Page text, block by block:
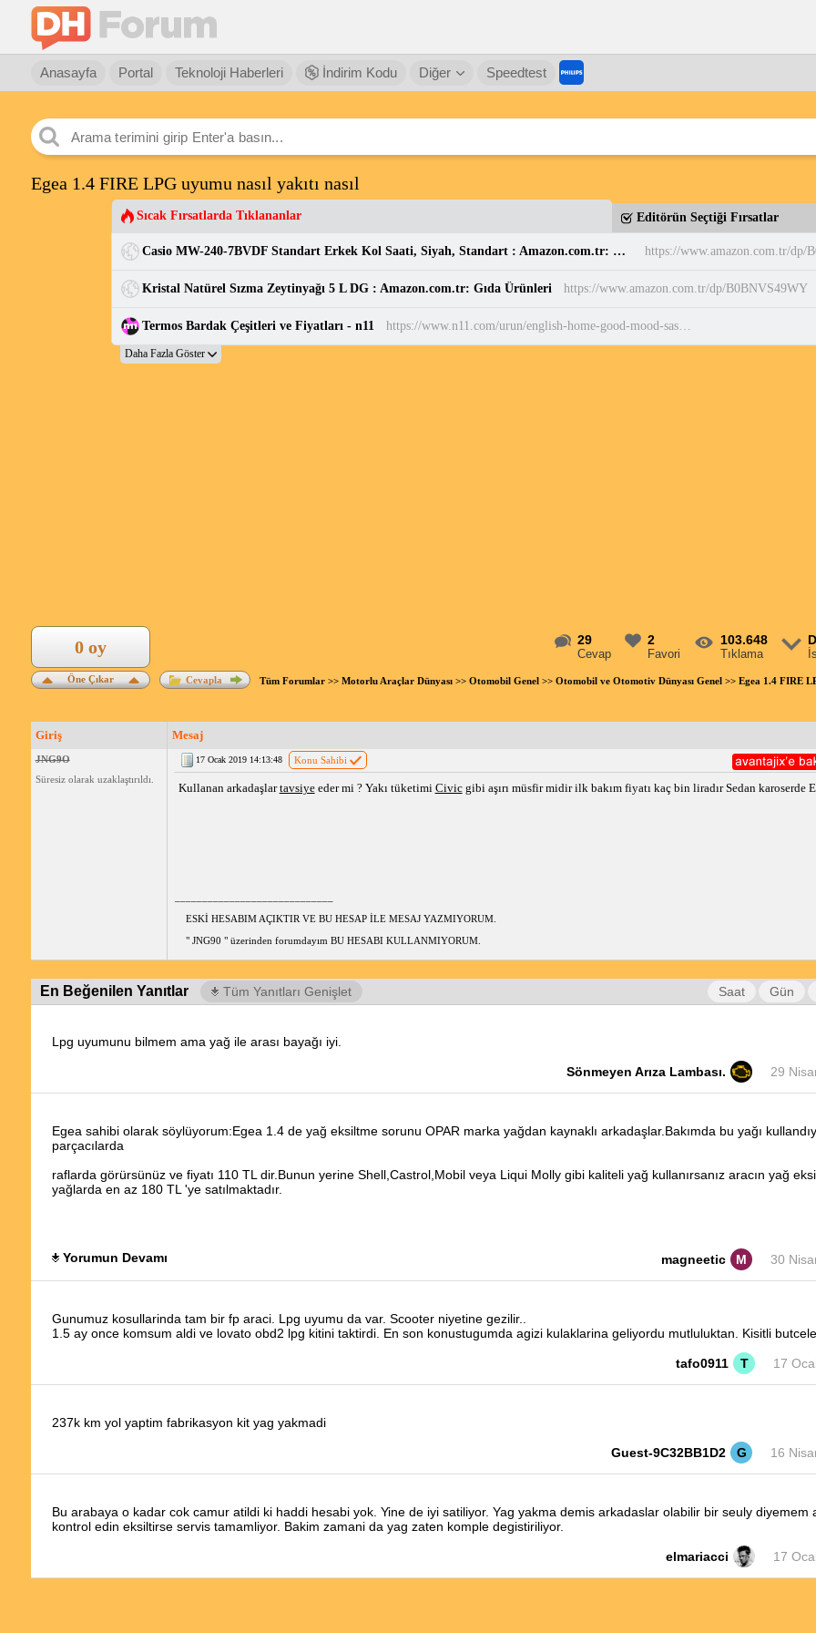
Anasayfa Portal Teknoloji Haberleri İndirim Kodu Diğer Speedtest
Egea 1.4 FIRE LPG uyumu nasıl yakıtı nasıl
Sıcak Fırsatlarda Tıklananlar Editörün Seçtiği Fırsatlar
Casio MW-240-7BVDF Standart Erkek Kol Saati, Siyah, Standart : Amazon.com.tr: Moda https://www.amazon.com.tr/dp/
Kristal Natürel Sızma Zeytinyağı 5 L DG : Amazon.com.tr: Gıda Ürünleri https://www.amazon.com.tr/dp/B0BNVS49WY
Termos Bardak Çeşitleri ve Fiyatları - n11 https://www.n11.com/urun/english-home-good-mood-sascha-paslanmaz-celik-termos-1000-ml-acik-pembe-acik-pembe-120365371?magaza=englishhome
29
Cevap
2
Favori
103.648
Tıklama
Öne Çıkar
0 oy
Cevapla Tüm Forumlar>> Motorlu Araçlar Dünyası>> Otomobil Genel>> Otomobil ve Otomotiv Dünyası Genel>> Egea 1.4 FIRE
Giriş Mesaj
JNG9O
Süresiz olarak uzaklaştırıldı.
17 Ocak 2019 14:13:48 Konu Sahibi
Kullanan arkadaşlartavsiyeeder mi ? Yakı tüketimi Civicgibi aşırı müsfir midir ilk bakım fiyatı kaç bin liradır Sedan karoserde
ESKİ HESABIM AÇIKTIR VE BU HESAP İLE MESAJ YAZMIYORUM.
" JNG90 " üzerinden forumdayım BU HESABI KULLANMIYORUM.
En Beğenilen Yanıtlar Tüm Yanıtları Genişlet Saat Gün
Lpg uyumunu bilmem ama yağ ile arası bayağı iyi.
Sönmeyen Arıza Lambası. 29
Egea sahibi olarak söylüyorum:Egea 1.4 de yağ eksiltme sorunu OPAR marka yağdan kaynaklı arkadaşlar.Bakımda bu yağı
parçacılarda
raflarda görürsünüz ve fiyatı 110 TL dir.Bunun yerine Shell,Castrol,Mobil veya Liqui Molly gibi kaliteli yağ kullanırsanız aracın yağ
yağlarda en az 180 TL 'ye satılmaktadır.
Opardan uzak durmanizi tavsiye ederim. Opet, Fuchs yaglari ile ayni üretim bandindan iniyor ve
Yorumun Devamı magneetic M 30
Gunumuz kosullarinda tam bir fp araci. Lpg uyumu da var. Scooter niyetine gezilir..
1.5 ay once komsum aldi ve lovato obd2 lpg kitini taktirdi. En son konustugumda agizi kulaklarina geliyordu mutluluktan. Kisitli
tafo0911 T 17
237k km yol yaptim fabrikasyon kit yag yakmadi
Guest-9C32BB1D2 G 16
Bu arabaya o kadar cok camur atildi ki haddi hesabi yok. Yine de iyi satiliyor. Yag yakma demis arkadaslar olabilir bir seuly diyemem
kontrol edin eksiltirse servis tamamliyor. Bakim zamani da yag zaten komple degistiriliyor.
elmariacci 17